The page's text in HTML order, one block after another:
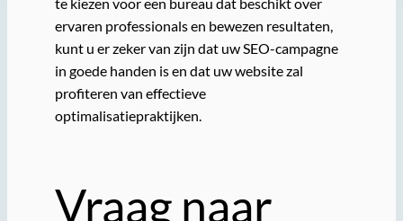
ervaren professionals en bewezen resultaten,
kunt u er zeker van zijn dat uw SEO-campagne
in goede handen is en dat uw website zal
profiteren van effectieve
optimalisatiepraktijken.
Vraag naar